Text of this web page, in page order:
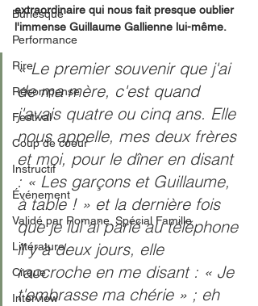
Burlesque
Performance
Rire
Récompense
Festival
Coup de coeur
Instructif
Événement
Validé par Romane. Spécial Famille
Littérature
Cirque
Interview
extraordinaire qui nous fait presque oublier
l'immense Guillaume Gallienne lui-même.
« Le premier souvenir que j'ai
de ma mère, c'est quand
j'avais quatre ou cinq ans. Elle
nous appelle, mes deux frères
et moi, pour le dîner en disant
: « Les garçons et Guillaume,
à table ! » et la dernière fois
que je lui ai parlé au téléphone
il y a deux jours, elle
raccroche en me disant : « Je
t'embrasse ma chérie » ; eh